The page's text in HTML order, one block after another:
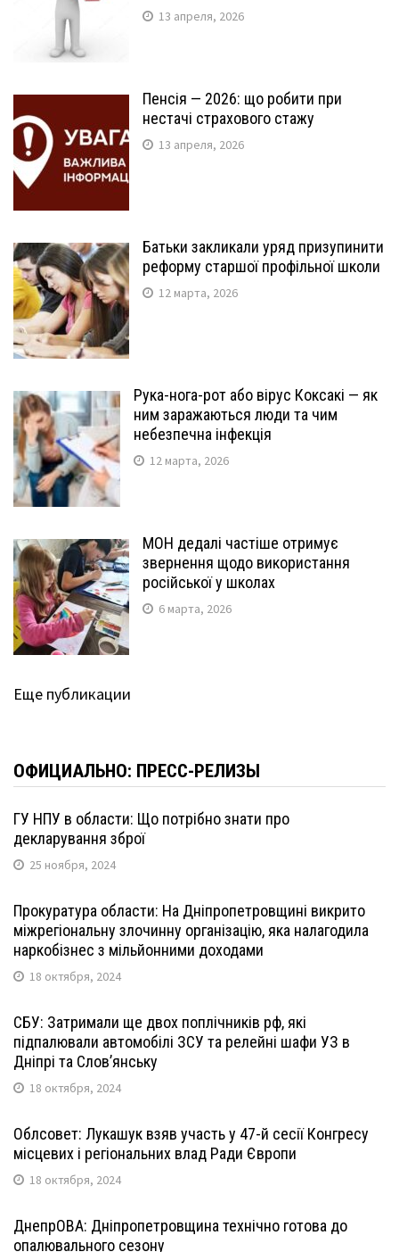
13 апреля, 2026
Пенсія — 2026: що робити при
нестачі страхового стажу
13 апреля, 2026
Батьки закликали уряд призупинити
реформу старшої профільної школи
12 марта, 2026
Рука-нога-рот або вірус Коксакі — як
ним заражаються люди та чим
небезпечна інфекція
12 марта, 2026
МОН дедалі частіше отримує
звернення щодо використання
російської у школах
6 марта, 2026
Еще публикации
ОФИЦИАЛЬНО: ПРЕСС-РЕЛИЗЫ
ГУ НПУ в области: Що потрібно знати про
декларування зброї
25 ноября, 2024
Прокуратура области: На Дніпропетровщині викрито
міжрегіональну злочинну організацію, яка налагодила
наркобізнес з мільйонними доходами
18 октября, 2024
СБУ: Затримали ще двох поплічників рф, які
підпалювали автомобілі ЗСУ та релейні шафи УЗ в
Дніпрі та Слов’янську
18 октября, 2024
Облсовет: Лукашук взяв участь у 47-й сесії Конгресу
місцевих і регіональних влад Ради Європи
18 октября, 2024
ДнепрОВА: Дніпропетровщина технічно готова до
опалювального сезону